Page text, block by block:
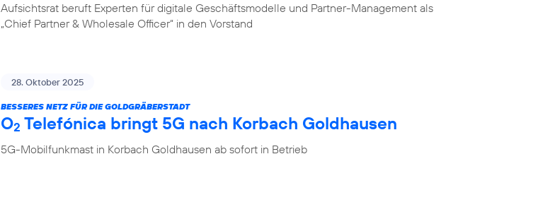
Aufsichtsrat beruft Experten für digitale Geschäftsmodelle und Partner-Management als
„Chief Partner & Wholesale Officer“ in den Vorstand
28. Oktober 2025
BESSERES NETZ FÜR DIE GOLDGRÄBERSTADT
O2 Telefónica bringt 5G nach Korbach Goldhausen
5G-Mobilfunkmast in Korbach Goldhausen ab sofort in Betrieb